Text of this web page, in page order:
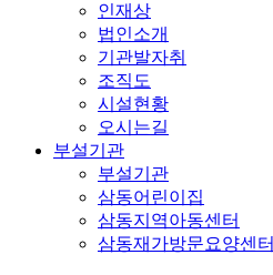
인재상
법인소개
기관발자취
조직도
시설현황
오시는길
부설기관
부설기관
삼동어린이집
삼동지역아동센터
삼동재가방문요양센터